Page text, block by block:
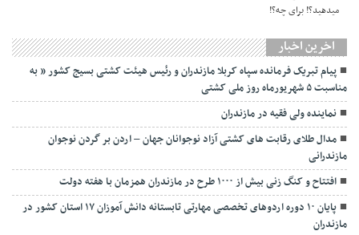
اخرین اخبار
پیام تبریک فرمانده سپاه کربلا مازندران و رئیس هیئت کشتی بسیج کشور ” به
مناسبت ۵ شهریورماه روز ملی کشتی
نماينده ولی فقیه در مازندران
مدال طلای رقابت های کشتی آزاد نوجوانان جهان – اردن بر گردن نوجوان
مازندرانی
افتتاح و کنگ زنی بیش از ۱۰۰۰ طرح در مازندران همزمان با هفته دولت
پایان ۱۰ دوره اردوهای تخصصی مهارتی تابستانه دانش آموزان ۱۷ استان کشور در
مازندران